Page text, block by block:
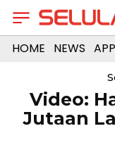
HOME NEWS
Video:
Jutaan